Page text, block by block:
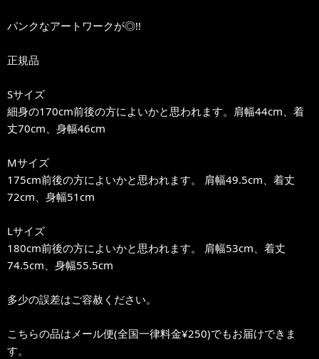
パンクなアートワークが◎!!
正規品
Sサイズ
細身の170cm前後の方によいかと思われます。肩幅44cm、着
丈70cm、身幅46cm
Mサイズ
175cm前後の方によいかと思われます。 肩幅49.5cm、着丈
72cm、身幅51cm
Lサイズ
180cm前後の方によいかと思われます。 肩幅53cm、着丈
74.5cm、身幅55.5cm
多少の誤差はご容赦ください。
こちらの品はメール便(全国一律料金¥250)でもお届けできま
す。